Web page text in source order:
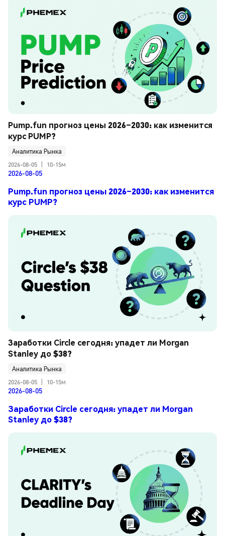
Pump.fun прогноз цены 2026–2030: как изменится
курс PUMP?
Аналитика Рынка
2026-08-05
10-15м
2026-08-05
Pump.fun прогноз цены 2026–2030: как изменится
курс PUMP?
Заработки Circle сегодня: упадет ли Morgan
Stanley до $38?
Аналитика Рынка
2026-08-05
10-15м
2026-08-05
Заработки Circle сегодня: упадет ли Morgan
Stanley до $38?